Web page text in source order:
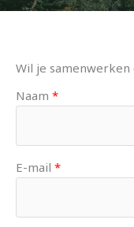
Wil je samenwerken
Naam
E-mail